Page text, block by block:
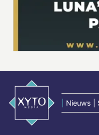
Nieuws |